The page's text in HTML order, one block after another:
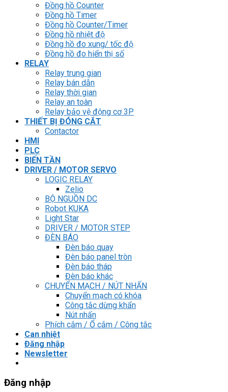
Đồng hồ Counter
Đồng hồ Timer
Đồng hồ Counter/Timer
Đồng hồ nhiệt độ
Đồng hồ đo xung/ tốc độ
Đồng hồ đo hiển thị số
RELAY
Relay trung gian
Relay bán dẫn
Relay thời gian
Relay an toàn
Relay bảo vệ động cơ 3P
THIẾT BỊ ĐÓNG CẮT
Contactor
HMI
PLC
BIẾN TẦN
DRIVER / MOTOR SERVO
LOGIC RELAY
Zelio
BỘ NGUỒN DC
Robot KUKA
Light Star
DRIVER / MOTOR STEP
ĐÈN BÁO
Đèn báo quay
Đèn báo panel tròn
Đèn báo tháp
Đèn báo khác
CHUYỂN MẠCH / NÚT NHẤN
Chuyển mạch có khóa
Công tắc dừng khẩn
Nút nhấn
Phích cắm / Ổ cắm / Công tắc
Can nhiệt
Đăng nhập
Newsletter
Đăng nhập